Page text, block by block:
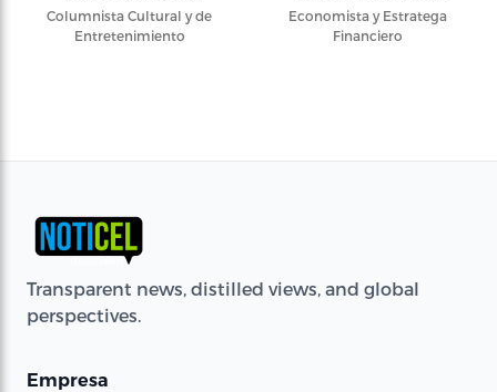
Columnista Cultural y de
Entretenimiento
Economista y Estratega
Financiero
Transparent news, distilled views, and global
perspectives.
Empresa